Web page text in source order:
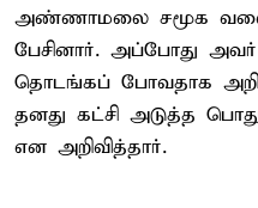
அண்ணாமலை சமூக
பேசினார். அப்போது
தொடங்கப் போவதாக
தனது கட்சி அடுத்த
என அறிவித்தார்.